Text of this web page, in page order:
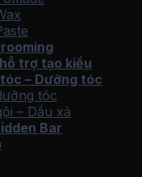
trợ tạo kiểu
– Dưỡng tóc
tóc
– Dầu xả
Bar